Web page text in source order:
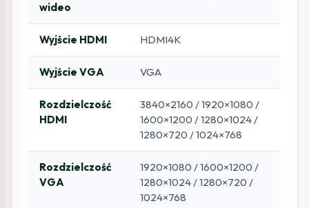
wideo
Wyjście HDMI HDMI4K
Wyjście VGA VGA
Rozdzielczość
HDMI
3840×2160 / 1920×1080 /
1600×1200 / 1280×1024 /
1280×720 / 1024×768
Rozdzielczość
VGA
1920×1080 / 1600×1200 /
1280×1024 / 1280×720 /
1024×768